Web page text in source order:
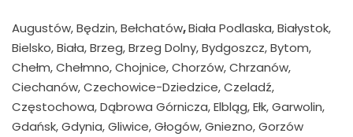
Augustów, Będzin, Bełchatów,Biała Podlaska, Białystok,
Bielsko, Biała, Brzeg, Brzeg Dolny, Bydgoszcz, Bytom,
Chełm, Chełmno, Chojnice, Chorzów, Chrzanów,
Ciechanów, Czechowice-Dziedzice, Czeladź,
Częstochowa, Dąbrowa Górnicza, Elbląg, Ełk, Garwolin,
Gdańsk, Gdynia, Gliwice, Głogów, Gniezno, Gorzów